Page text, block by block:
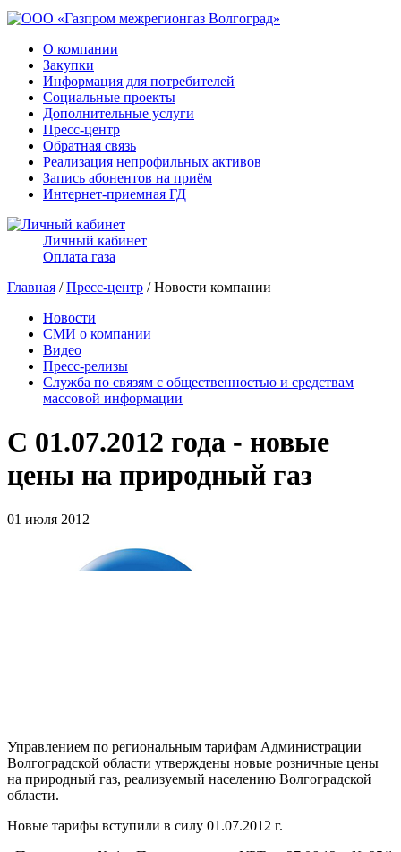
О компании
Закупки
Информация для потребителей
Социальные проекты
Дополнительные услуги
Пресс-центр
Обратная связь
Реализация непрофильных активов
Запись абонентов на приём
Интернет-приемная ГД
Личный кабинет
Оплата газа
Главная /Пресс-центр / Новости компании
Новости
СМИ о компании
Видео
Пресс-релизы
Служба по связям с общественностью и средствам
массовой информации
С 01.07.2012 года - новые
цены на природный газ
01 июля 2012
Управлением по региональным тарифам Администрации
Волгоградской области утверждены новые розничные цены
на природный газ, реализуемый населению Волгоградской
области.
Новые тарифы вступили в силу 01.07.2012 г.